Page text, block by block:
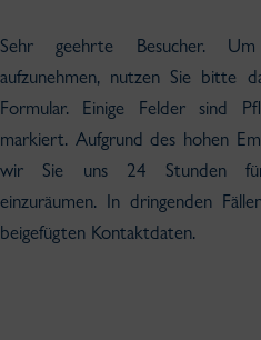
Sehr geehrte Besucher.
aufzunehmen, nutzen Sie bitte
Formular. Einige Felder sind
markiert. Aufgrund des hohen
wir Sie uns 24 Stunden
einzuräumen. In dringenden
beigefügten Kontaktdaten.